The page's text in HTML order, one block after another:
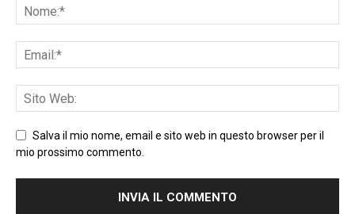
Salva il mio nome, email e sito web in questo browser per il
mio prossimo commento.